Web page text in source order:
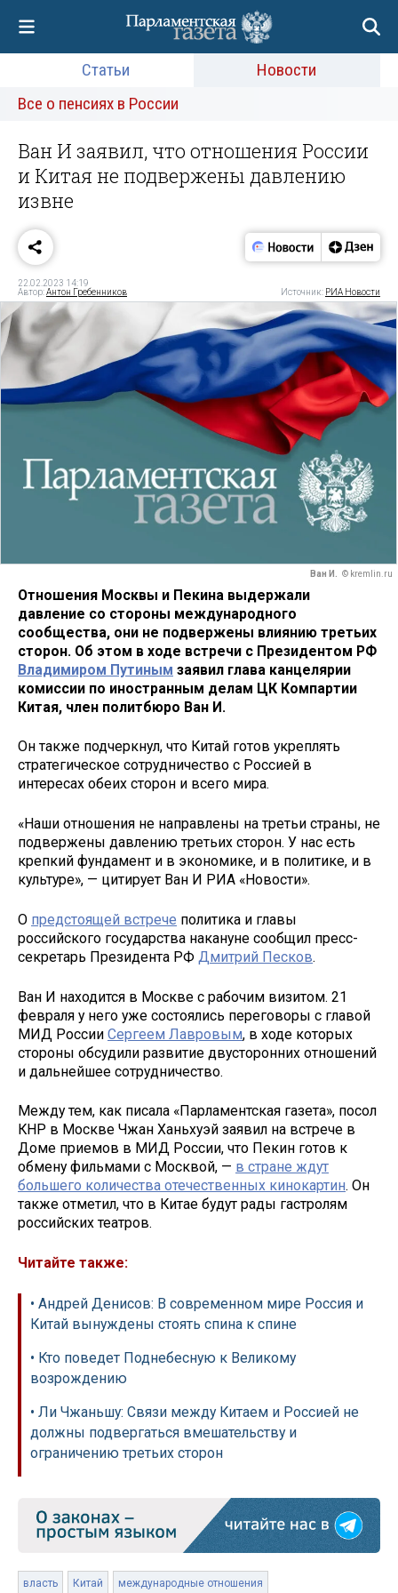
Статьи
Новости
Все о пенсиях в России
Ван И заявил, что отношения России
и Китая не подвержены давлению
извне
22.02.2023 14:19
Автор:Антон Гребенников Источник: РИА Новости
Ван И. © kremlin.ru
Отношения Москвы и Пекина выдержали
давление со стороны международного
сообщества, они не подвержены влиянию третьих
сторон. Об этом в ходе встречи с Президентом РФ
Владимиром Путиным заявил глава канцелярии
комиссии по иностранным делам ЦК Компартии
Китая, член политбюро Ван И.
Он также подчеркнул, что Китай готов укреплять
стратегическое сотрудничество с Россией в
интересах обеих сторон и всего мира.
«Наши отношения не направлены на третьи страны, не
подвержены давлению третьих сторон. У нас есть
крепкий фундамент и в экономике, и в политике, и в
культуре», — цитирует Ван И РИА «Новости».
О предстоящей встрече политика и главы
российского государства накануне сообщил пресс-
секретарь Президента РФ Дмитрий Песков.
Ван И находится в Москве с рабочим визитом. 21
февраля у него уже состоялись переговоры с главой
МИД России Сергеем Лавровым, в ходе которых
стороны обсудили развитие двусторонних отношений
и дальнейшее сотрудничество.
Между тем, как писала «Парламентская газета», посол
КНР в Москве Чжан Ханьхуэй заявил на встрече в
Доме приемов в МИД России, что Пекин готов к
обмену фильмами с Москвой, — в стране ждут
большего количества отечественных кинокартин. Он
также отметил, что в Китае будут рады гастролям
российских театров.
Читайте также:
• Андрей Денисов: В современном мире Россия и
Китай вынуждены стоять спина к спине
• Кто поведет Поднебесную к Великому
возрождению
• Ли Чжаньшу: Связи между Китаем и Россией не
должны подвергаться вмешательству и
ограничению третьих сторон
власть Китай международные отношения